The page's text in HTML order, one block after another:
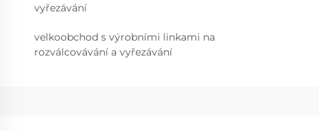
vyřezávání
velkoobchod s výrobními linkami na
rozválcovávání a vyřezávání